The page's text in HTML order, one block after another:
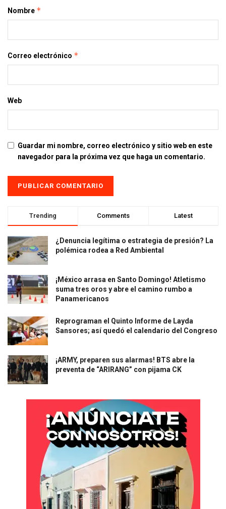
Nombre *
Correo electrónico *
Web
Guardar mi nombre, correo electrónico y sitio web en este
navegador para la próxima vez que haga un comentario.
Trending Comments Latest
¿Denuncia legítima o estrategia de presión? La
polémica rodea a Red Ambiental
¡México arrasa en Santo Domingo! Atletismo
suma tres oros y abre el camino rumbo a
Panamericanos
Reprograman el Quinto Informe de Layda
Sansores; así quedó el calendario del Congreso
¡ARMY, preparen sus alarmas! BTS abre la
preventa de “ARIRANG” con pijama CK